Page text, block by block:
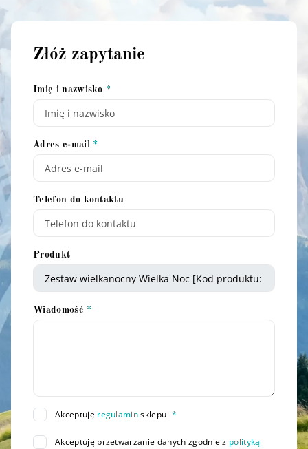
Złóż zapytanie
Imię i nazwisko
Adres e-mail
Telefon do kontaktu
Produkt
Wiadomość
Akceptuję regulaminsklepu *
Akceptuję przetwarzanie danych zgodnie z polityką